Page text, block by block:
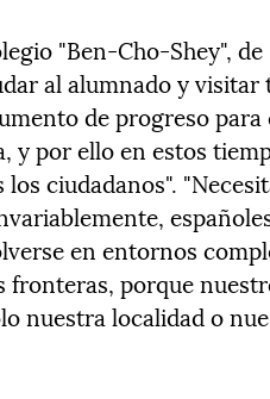
"Ben-Cho-Shey",
al alumnado y visitar
de progreso
y por ello en estos
los ciudadanos".
en entornos
fronteras, porque
nuestra localidad o